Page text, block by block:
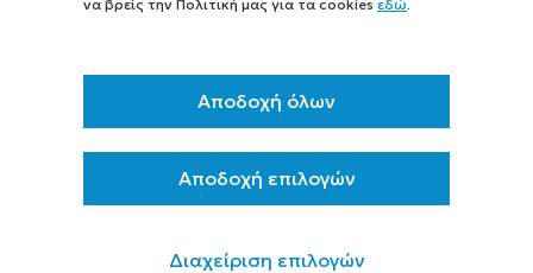
να βρείς την Πολιτική μας για τα cookies εδώ
Αποδοχή όλων
Αποδοχή επιλογών
Διαχείριση επιλογών
ΚΑΡΙΕΡΑ
ΦΟΡΜΑ ΕΝΔΙΑΦΕΡΟΝΤΟΣ